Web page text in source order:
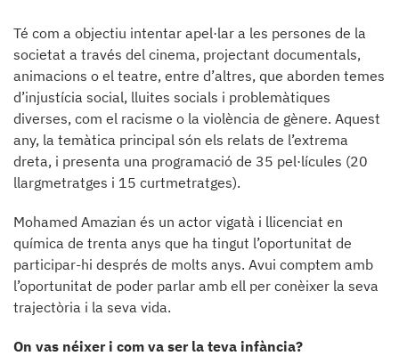
Té com a objectiu intentar apel·lar a les persones de la
societat a través del cinema, projectant documentals,
animacions o el teatre, entre d’altres, que aborden temes
d’injustícia social, lluites socials i problemàtiques
diverses, com el racisme o la violència de gènere. Aquest
any, la temàtica principal són els relats de l’extrema
dreta, i presenta una programació de 35 pel·lícules (20
llargmetratges i 15 curtmetratges).
Mohamed Amazian és un actor vigatà i llicenciat en
química de trenta anys que ha tingut l’oportunitat de
participar-hi després de molts anys. Avui comptem amb
l’oportunitat de poder parlar amb ell per conèixer la seva
trajectòria i la seva vida.
On vas néixer i com va ser la teva infància?